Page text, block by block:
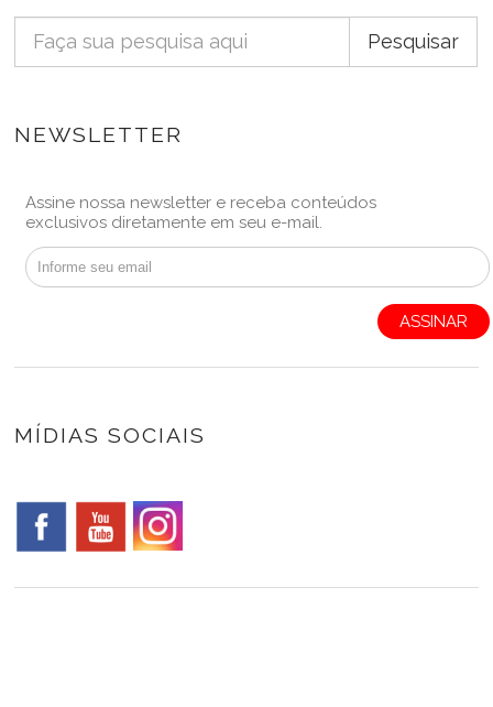
Pesquisar
NEWSLETTER
Assine nossa newsletter e receba conteúdos
exclusivos diretamente em seu e-mail.
ASSINAR
MÍDIAS SOCIAIS